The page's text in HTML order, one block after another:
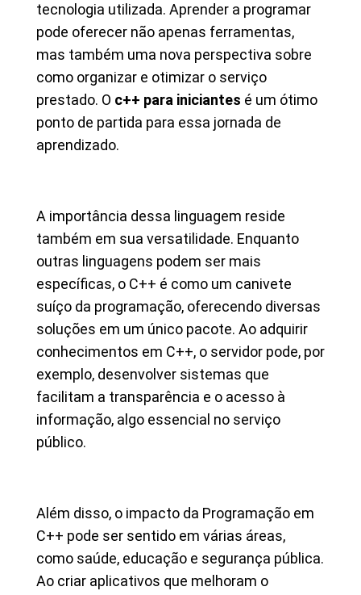
tecnologia utilizada. Aprender a programar
pode oferecer não apenas ferramentas,
mas também uma nova perspectiva sobre
como organizar e otimizar o serviço
prestado. O c++ para iniciantes é um ótimo
ponto de partida para essa jornada de
aprendizado.
A importância dessa linguagem reside
também em sua versatilidade. Enquanto
outras linguagens podem ser mais
específicas, o C++ é como um canivete
suíço da programação, oferecendo diversas
soluções em um único pacote. Ao adquirir
conhecimentos em C++, o servidor pode, por
exemplo, desenvolver sistemas que
facilitam a transparência e o acesso à
informação, algo essencial no serviço
público.
Além disso, o impacto da Programação em
C++ pode ser sentido em várias áreas,
como saúde, educação e segurança pública.
Ao criar aplicativos que melhoram o